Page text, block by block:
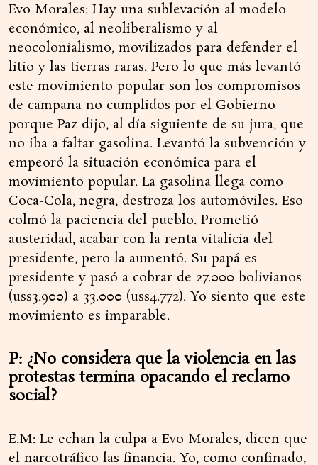
Evo Morales: Hay una sublevación al modelo
económico, al neoliberalismo y al
neocolonialismo, movilizados para defender el
litio y las tierras raras. Pero lo que más levantó
este movimiento popular son los compromisos
de campaña no cumplidos por el Gobierno
porque Paz dijo, al día siguiente de su jura, que
no iba a faltar gasolina. Levantó la subvención y
empeoró la situación económica para el
movimiento popular. La gasolina llega como
Coca-Cola, negra, destroza los automóviles. Eso
colmó la paciencia del pueblo. Prometió
austeridad, acabar con la renta vitalicia del
presidente, pero la aumentó. Su papá es
presidente y pasó a cobrar de 27.000 bolivianos
(u$s3.900) a 33.000 (u$s4.772). Yo siento que este
movimiento es imparable.
P: ¿No considera que la violencia en las
protestas termina opacando el reclamo
social?
E.M: Le echan la culpa a Evo Morales, dicen que
el narcotráfico las financia. Yo, como confinado,